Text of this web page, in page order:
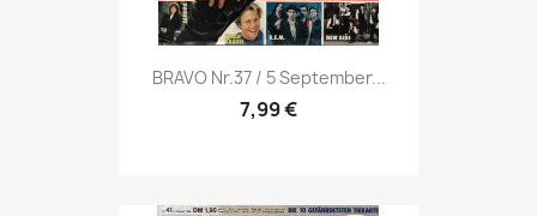
Vorschau
BRAVO Nr.37 / 5 September...
7,99 €